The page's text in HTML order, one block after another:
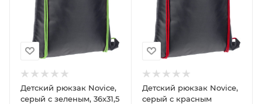
Детский рюкзак Novice,
серый с зеленым, 36x31,5
Детский рюкзак Novice,
серый с красным